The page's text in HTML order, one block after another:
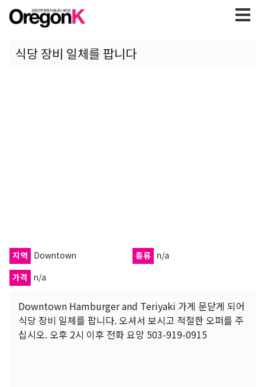
식당 장비 일체를 팝니다
지역 Downtown 종류 n/a
가격 n/a
Downtown Hamburger and Teriyaki 가게 문닫게 되어
식당 장비 일체를 팝니다. 오셔서 보시고 적절한 오퍼를 주
십시오. 오후 2시 이후 전화 요망 503-919-0915